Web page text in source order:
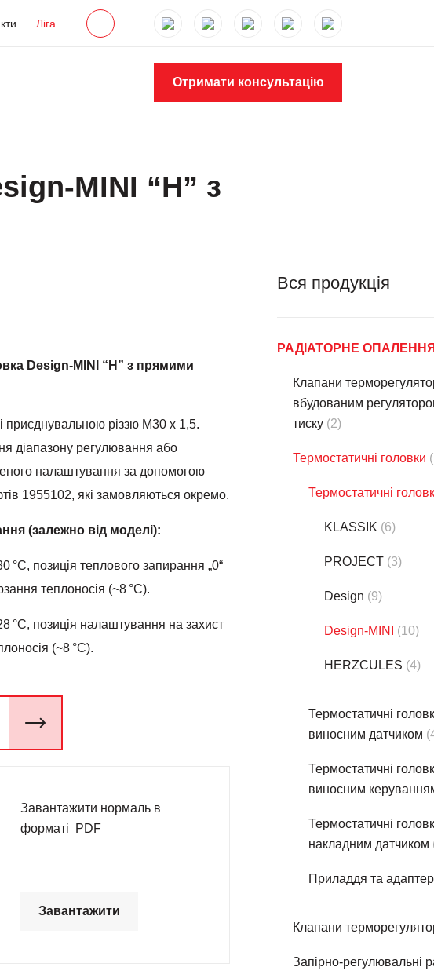
Ліга
Отримати консультацію
MINI “H” з
Design-MINI “H” з прямими
приєднувальною різзю М30 х 1,5.
діапазону регулювання або
налаштування за допомогою
1955102, які замовляються окремо.
(залежно від моделі):
°C, позиція теплового запирання „0“
теплоносія (~8 °C).
°C, позиція налаштування на захист
(~8 °C).
Завантажити нормаль в
форматі PDF
Завантажити
Вся продукція
РАДІАТОРНЕ
Клапани
вбудованим
тиску (2)
Термостатичнi головки
Термостатичнi
KLASSIK (6)
PROJECT (3)
Design (9)
Design-MINI (10)
HERZCULES (4)
Термостатичнi
виносним датчиком
Термостатичнi
виносним
Термостатичнi
накладним датчиком
Приладдя та
Клапани
Запірно-регулювальні